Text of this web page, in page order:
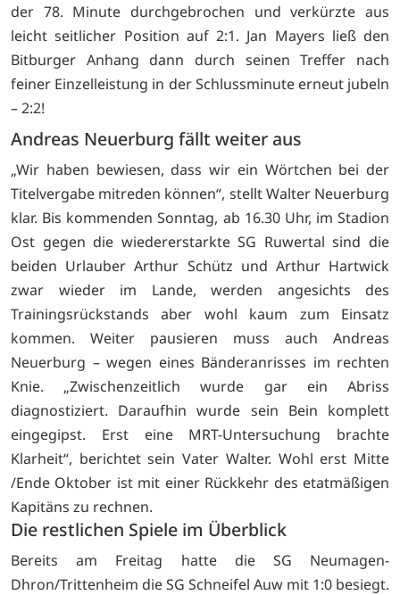
der 78. Minute durchgebrochen und verkürzte aus
leicht seitlicher Position auf 2:1. Jan Mayers ließ den
Bitburger Anhang dann durch seinen Treffer nach
feiner Einzelleistung in der Schlussminute erneut jubeln
– 2:2!
Andreas Neuerburg fällt weiter aus
„Wir haben bewiesen, dass wir ein Wörtchen bei der
Titelvergabe mitreden können“, stellt Walter Neuerburg
klar. Bis kommenden Sonntag, ab 16.30 Uhr, im Stadion
Ost gegen die wiedererstarkte SG Ruwertal sind die
beiden Urlauber Arthur Schütz und Arthur Hartwick
zwar wieder im Lande, werden angesichts des
Trainingsrückstands aber wohl kaum zum Einsatz
kommen. Weiter pausieren muss auch Andreas
Neuerburg – wegen eines Bänderanrisses im rechten
Knie. „Zwischenzeitlich wurde gar ein Abriss
diagnostiziert. Daraufhin wurde sein Bein komplett
eingegipst. Erst eine MRT-Untersuchung brachte
Klarheit“, berichtet sein Vater Walter. Wohl erst Mitte
/Ende Oktober ist mit einer Rückkehr des etatmäßigen
Kapitäns zu rechnen.
Die restlichen Spiele im Überblick
Bereits am Freitag hatte die SG Neumagen-
Dhron/Trittenheim die SG Schneifel Auw mit 1:0 besiegt.